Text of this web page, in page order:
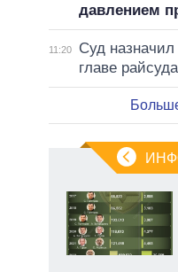
давлением
11:20
Суд
главе